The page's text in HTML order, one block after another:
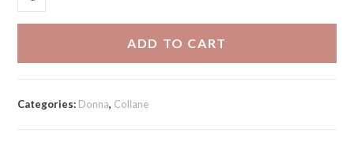
Celeste
ADD TO CART
Categories: Donna, Collane